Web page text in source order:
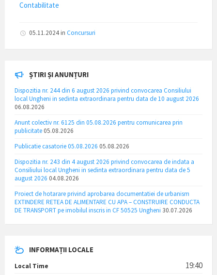
Contabilitate
05.11.2024in Concursuri
ȘTIRI ȘI ANUNȚURI
Dispozitia nr. 244 din 6 august 2026 privind convocarea Consiliului
local Ungheni in sedinta extraordinara pentru data de 10 august 2026
06.08.2026
Anunt colectiv nr. 6125 din 05.08.2026 pentru comunicarea prin
publicitate 05.08.2026
Publicatie casatorie 05.08.2026 05.08.2026
Dispozitia nr. 243 din 4 august 2026 privind convocarea de indata a
Consiliului local Ungheni in sedinta extraordinara pentru data de 5
august 2026 04.08.2026
Proiect de hotarare privind aprobarea documentatiei de urbanism
EXTINDERE RETEA DE ALIMENTARE CU APA – CONSTRUIRE CONDUCTA
DE TRANSPORT pe imobilul inscris in CF 50525 Ungheni 30.07.2026
INFORMAȚII LOCALE
Local Time 19:40